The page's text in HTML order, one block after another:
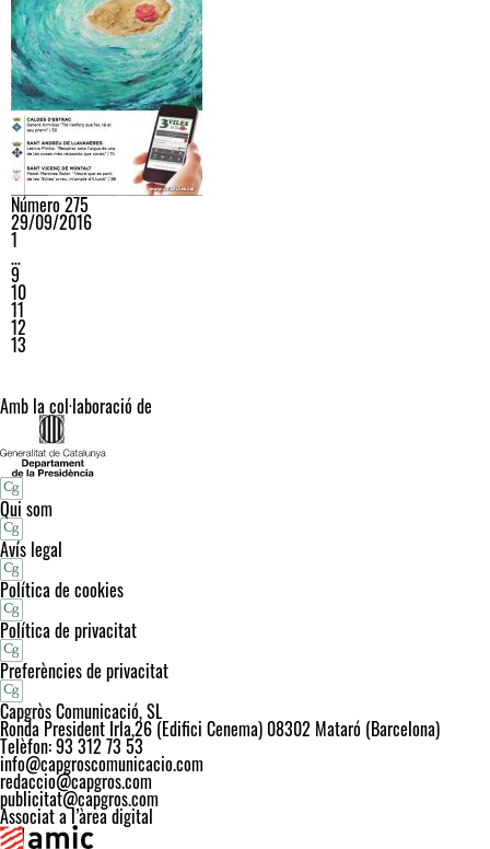
Número 275
29/09/2016
1
…
9
10
11
12
13
Amb la col·laboració de
Qui som
Avís legal
Política de cookies
Política de privacitat
Preferències de privacitat
Capgròs Comunicació, SL
Ronda President Irla,26 (Edifici Cenema) 08302 Mataró (Barcelona)
Telèfon: 93 312 73 53
info@capgroscomunicacio.com
redaccio@capgros.com
publicitat@capgros.com
Associat a l’àrea digital